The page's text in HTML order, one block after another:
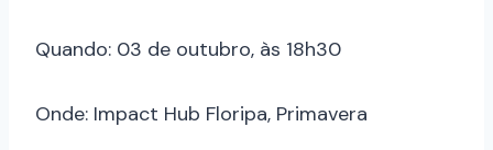
Quando: 03 de outubro, às 18h30
Onde: Impact Hub Floripa, Primavera